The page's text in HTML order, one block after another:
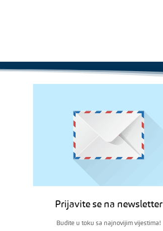
Prijavite se na newsletter
Budite u toku sa najnovijim vijestima!